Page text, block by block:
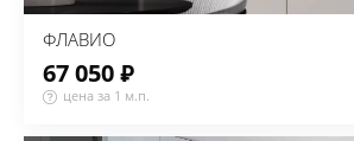
ФЛАВИО
67 050 ₽
цена за 1 м.п.